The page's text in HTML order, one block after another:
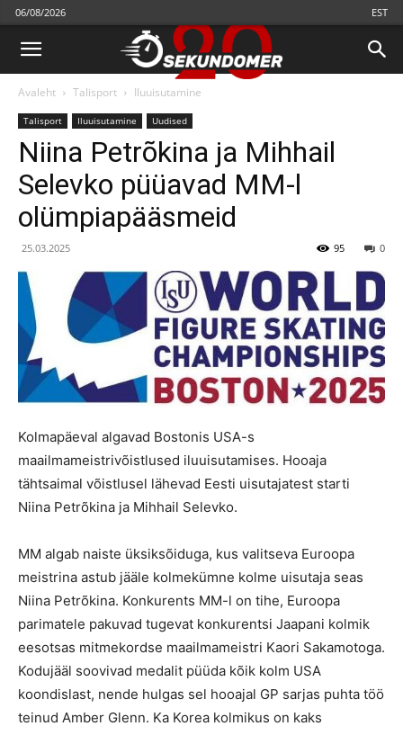
06/08/2026 EST
Avaleht Talisport Iluuisutamine
Talisport Iluuisutamine Uudised
Niina Petrõkina ja Mihhail
Selevko püüavad MM-l
olümpiapääsmeid
25.03.2025 0
95
Kolmapäeval algavad Bostonis USA-s
maailmameistrivõistlused iluuisutamises. Hooaja
tähtsaimal võistlusel lähevad Eesti uisutajatest starti
Niina Petrõkina ja Mihhail Selevko.
MM algab naiste üksiksõiduga, kus valitseva Euroopa
meistrina astub jääle kolmekümne kolme uisutaja seas
Niina Petrõkina. Konkurents MM-l on tihe, Euroopa
parimatele pakuvad tugevat konkurentsi Jaapani kolmik
eesotsas mitmekordse maailmameistri Kaori Sakamotoga.
Kodujääl soovivad medalit püüda kõik kolm USA
koondislast, nende hulgas sel hooajal GP sarjas puhta töö
teinud Amber Glenn. Ka Korea kolmikus on kaks